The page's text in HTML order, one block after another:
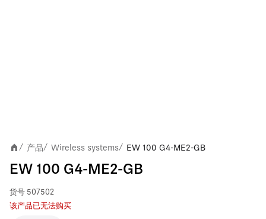
/ 产品/ Wireless systems/ EW 100 G4-ME2-GB
EW 100 G4-ME2-GB
货号 507502
该产品已无法购买